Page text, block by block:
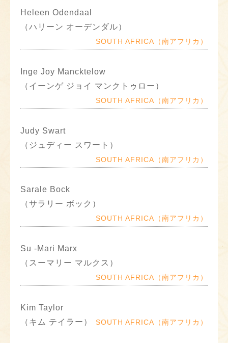
Heleen Odendaal
（ハリーン オーデンダル）
SOUTH AFRICA（南アフリカ）
Inge Joy Mancktelow
（イーンゲ ジョイ マンクトゥロー）
SOUTH AFRICA（南アフリカ）
Judy Swart
（ジュディー スワート）
SOUTH AFRICA（南アフリカ）
Sarale Bock
（サラリー ボック）
SOUTH AFRICA（南アフリカ）
Su -Mari Marx
（スーマリー マルクス）
SOUTH AFRICA（南アフリカ）
Kim Taylor
（キム テイラー）
SOUTH AFRICA（南アフリカ）